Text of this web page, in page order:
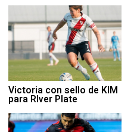
Victoria con sello de KIM
para RIver Plate